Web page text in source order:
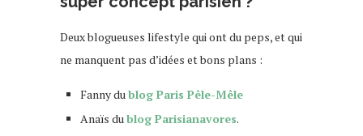
Deux blogueuses lifestyle qui ont du peps, et qui
ne manquent pas d’idées et bons plans :
Fanny dublog Paris Pêle-Mêle
Anaïs dublog Parisianavores.